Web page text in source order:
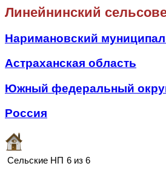
Линейнинский
Наримановский
Астраханская область
Южный федеральный
Россия
Сельские НП 6 из 6